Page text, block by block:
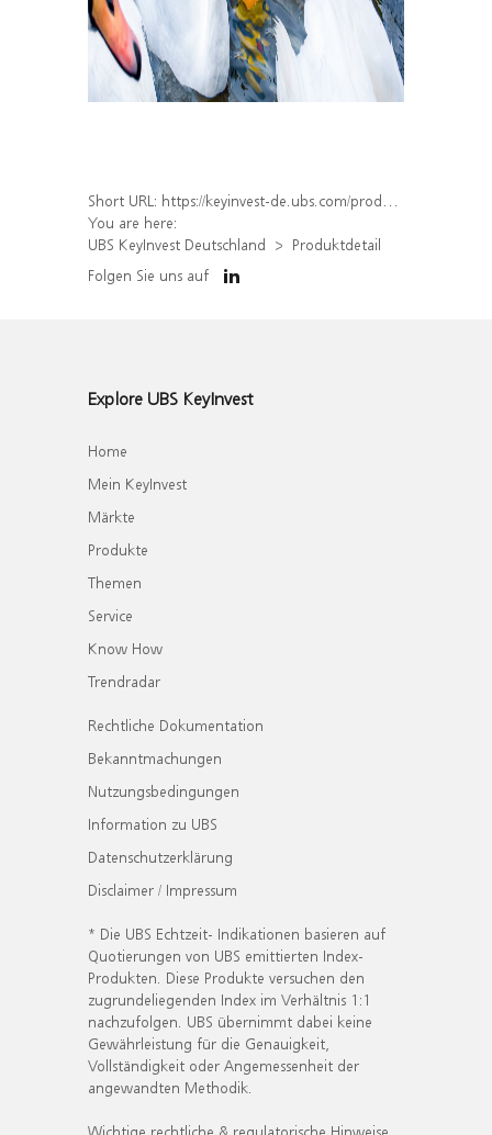
Short URL: https://keyinvest-de.ubs.com/produkt/detail/index/isin/DE000WA848P3
You are here:
UBS KeyInvest Deutschland
Produktdetail
Folgen Sie uns auf
Explore UBS KeyInvest
Home
Mein KeyInvest
Märkte
Produkte
Themen
Service
Know How
Trendradar
Rechtliche Dokumentation
Bekanntmachungen
Nutzungsbedingungen
Information zu UBS
Datenschutzerklärung
Disclaimer / Impressum
* Die UBS Echtzeit- Indikationen basieren auf
Quotierungen von UBS emittierten Index-
Produkten. Diese Produkte versuchen den
zugrundeliegenden Index im Verhältnis 1:1
nachzufolgen. UBS übernimmt dabei keine
Gewährleistung für die Genauigkeit,
Vollständigkeit oder Angemessenheit der
angewandten Methodik.